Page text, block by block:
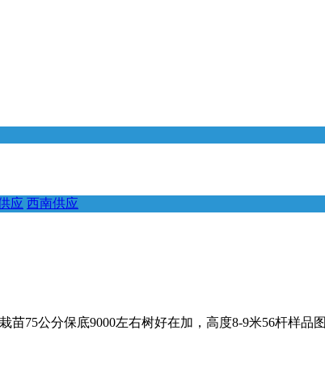
应 西南供应
75公分保底9000左右树好在加，高度8-9米56杆样品